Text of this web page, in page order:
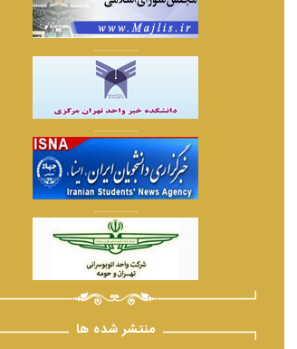
................
................
................
منتشر شده ها